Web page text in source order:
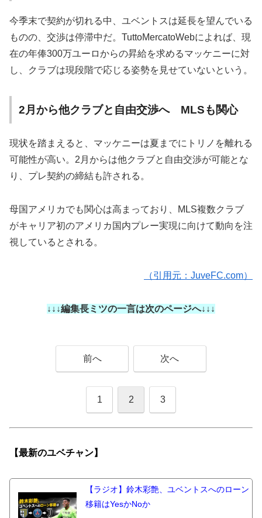
今季末で契約が切れる中、ユベントスは延長を望んでいる
ものの、交渉は停滞中だ。TuttoMercatoWebによれば、現
在の年俸300万ユーロからの昇給を求めるマッケニーに対
し、クラブは現段階で応じる姿勢を見せていないという。
2月から他クラブと自由交渉へ MLSも関心
現状を踏まえると、マッケニーは夏までにトリノを離れる
可能性が高い。2月からは他クラブと自由交渉が可能とな
り、プレ契約の締結も許される。
母国アメリカでも関心は高まっており、MLS複数クラブ
がキャリア初のアメリカ国内プレー実現に向けて動向を注
視しているとされる。
（引用元：JuveFC.com）
↓↓↓編集長ミツの一言は次のページへ↓↓↓
前へ 次へ
1 2 3
【最新のユベチャン】
【ラジオ】鈴木彩艶、ユベントスへのローン
移籍はYesかNoか